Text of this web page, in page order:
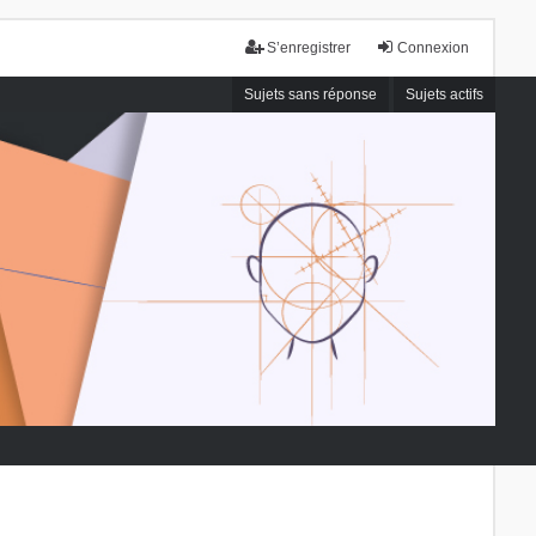
Connexion
S’enregistrer
Sujets sans réponse Sujets actifs